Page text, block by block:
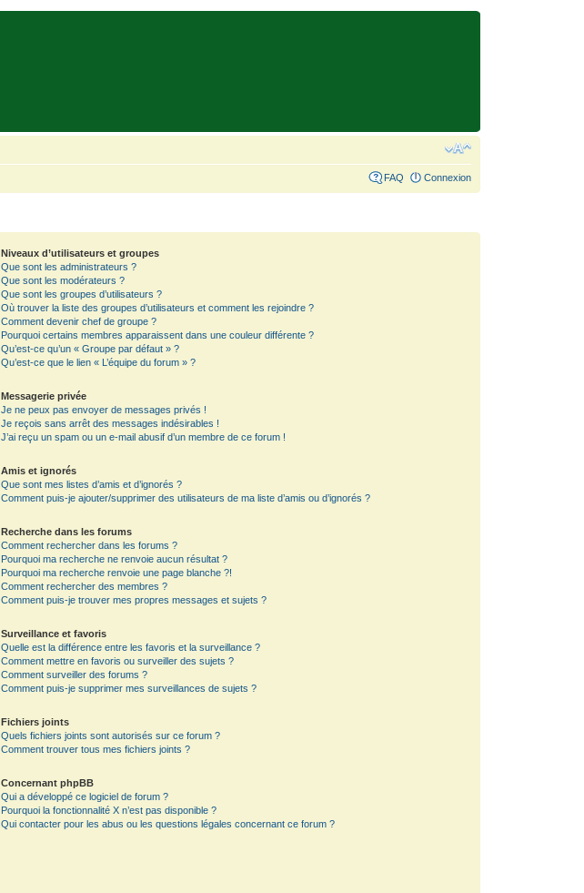
FAQ Connexion
Niveaux d’utilisateurs et groupes
Que sont les administrateurs ?
Que sont les modérateurs ?
Que sont les groupes d’utilisateurs ?
Où trouver la liste des groupes d’utilisateurs et comment les rejoindre ?
Comment devenir chef de groupe ?
Pourquoi certains membres apparaissent dans une couleur différente ?
Qu’est-ce qu’un « Groupe par défaut » ?
Qu’est-ce que le lien « L’équipe du forum » ?
Messagerie privée
Je ne peux pas envoyer de messages privés !
Je reçois sans arrêt des messages indésirables !
J’ai reçu un spam ou un e-mail abusif d’un membre de ce forum !
Amis et ignorés
Que sont mes listes d’amis et d’ignorés ?
Comment puis-je ajouter/supprimer des utilisateurs de ma liste d’amis ou d’ignorés ?
Recherche dans les forums
Comment rechercher dans les forums ?
Pourquoi ma recherche ne renvoie aucun résultat ?
Pourquoi ma recherche renvoie une page blanche ?!
Comment rechercher des membres ?
Comment puis-je trouver mes propres messages et sujets ?
Surveillance et favoris
Quelle est la différence entre les favoris et la surveillance ?
Comment mettre en favoris ou surveiller des sujets ?
Comment surveiller des forums ?
Comment puis-je supprimer mes surveillances de sujets ?
Fichiers joints
Quels fichiers joints sont autorisés sur ce forum ?
Comment trouver tous mes fichiers joints ?
Concernant phpBB
Qui a développé ce logiciel de forum ?
Pourquoi la fonctionnalité X n’est pas disponible ?
Qui contacter pour les abus ou les questions légales concernant ce forum ?